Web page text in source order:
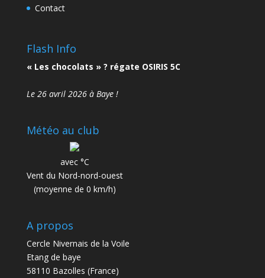
Contact
Flash Info
« Les chocolats » ? régate OSIRIS 5C
Le 26 avril 2026 à Baye !
Météo au club
avec °C
Vent du Nord-nord-ouest
(moyenne de 0 km/h)
A propos
Cercle Nivernais de la Voile
Etang de baye
58110 Bazolles (France)